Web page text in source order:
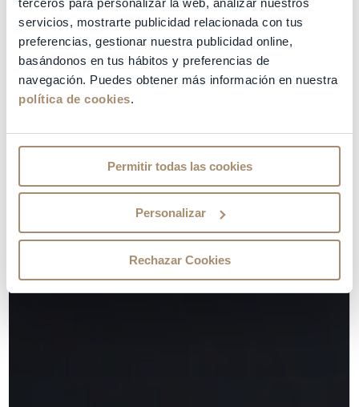
servicios, mostrarte publicidad relacionada con tus
preferencias, gestionar nuestra publicidad online,
basándonos en tus hábitos y preferencias de
navegación. Puedes obtener más información en nuestra
política de cookies.
Permitir todas las cookies
Personalizar
Rechazar Cookies